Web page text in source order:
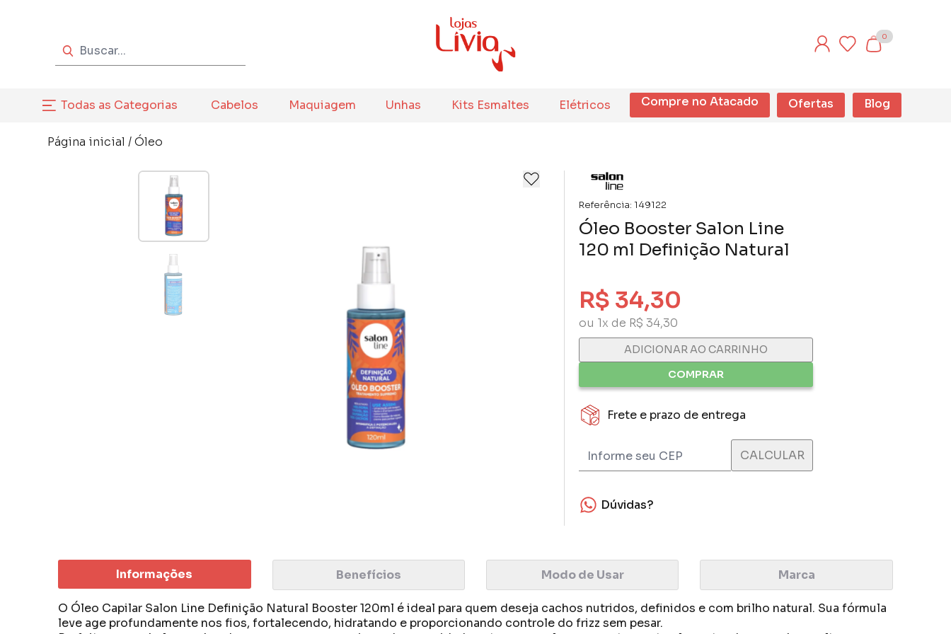
0
Todas as Categorias Cabelos Maquiagem Unhas Kits Esmaltes Elétricos Compre no Atacado Ofertas Blog
Página inicial /Óleo
Referência: 149122
Óleo Booster Salon Line
120 ml Definição Natural
R$ 34,30
ou 1x de R$ 34,30
ADICIONAR AO CARRINHO
COMPRAR
Frete e prazo de entrega
Dúvidas?
Informações Benefícios Modo de Usar Marca
O Óleo Capilar Salon Line Definição Natural Booster 120ml é ideal para quem deseja cachos nutridos, definidos e com brilho natural. Sua fórmula
leve age profundamente nos fios, fortalecendo, hidratando e proporcionando controle do frizz sem pesar.